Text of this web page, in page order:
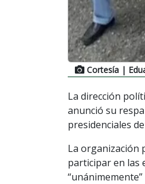
Cortesía |
La dirección
anunció su
presidenciales
La organización
participar en las